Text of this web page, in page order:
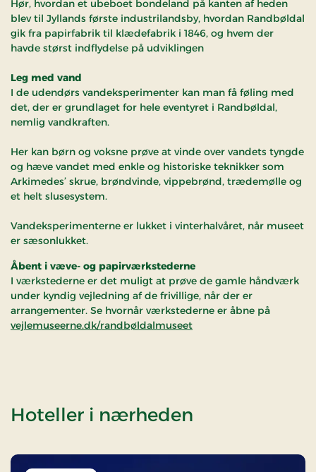
Hør, hvordan et ubeboet bondeland på kanten af heden
blev til Jyllands første industrilandsby, hvordan Randbøldal
gik fra papirfabrik til klædefabrik i 1846, og hvem der
havde størst indflydelse på udviklingen
Leg med vand
I de udendørs vandeksperimenter kan man få føling med
det, der er grundlaget for hele eventyret i Randbøldal,
nemlig vandkraften.
Her kan børn og voksne prøve at vinde over vandets tyngde
og hæve vandet med enkle og historiske teknikker som
Arkimedes’ skrue, brøndvinde, vippebrønd, trædemølle og
et helt slusesystem.
Vandeksperimenterne er lukket i vinterhalvåret, når museet
er sæsonlukket.
Åbent i væve- og papirværkstederne
I værkstederne er det muligt at prøve de gamle håndværk
under kyndig vejledning af de frivillige, når der er
arrangementer. Se hvornår værkstederne er åbne på
vejlemuseerne.dk/randbøldalmuseet
Hoteller i nærheden